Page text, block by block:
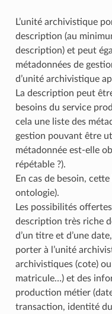
L’unité archivistique
description (au
description) et peut
métadonnées de
d’unité archivistique
La description peut
besoins du service
cela une liste des
gestion pouvant être
métadonnée est-elle
répétable ?).
En cas de besoin,
ontologie).
Les possibilités
description très riche
d’un titre et d’une
porter à l’unité
archivistiques (cote)
matricule…) et des
production métier
transaction, identité